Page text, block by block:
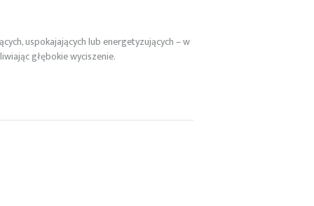
uspokajających lub energetyzujących – w
głębokie wyciszenie.